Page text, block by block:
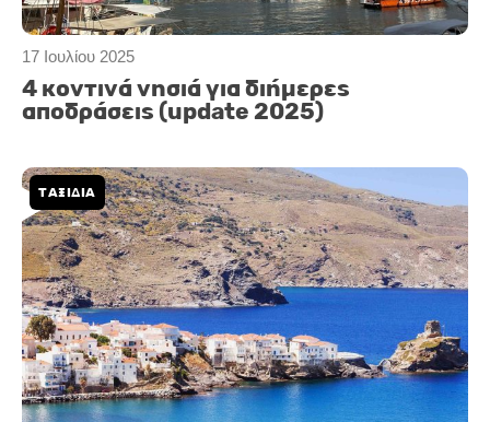
17 Ιουλίου 2025
4 κοντινά νησιά για διήμερες
αποδράσεις (update 2025)
ΤΑΞΙΔΙΑ